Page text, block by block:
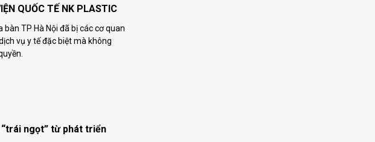
QUỐC TẾ NK PLASTIC
TP Hà Nội đã bị các cơ quan
vụ y tế đặc biệt mà không
“trái ngọt” từ phát triển